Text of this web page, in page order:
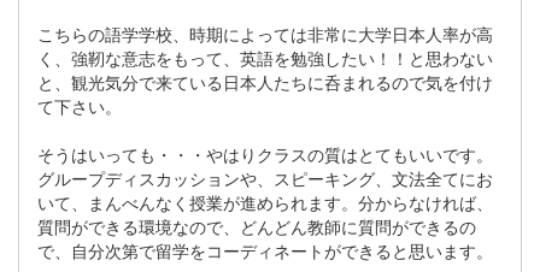
こちらの語学学校、時期によっては非常に大学日本人率が高
く、強靭な意志をもって、英語を勉強したい！！と思わない
と、観光気分で来ている日本人たちに呑まれるので気を付け
て下さい。
そうはいっても・・・やはりクラスの質はとてもいいです。
グループディスカッションや、スピーキング、文法全てにお
いて、まんべんなく授業が進められます。分からなければ、
質問ができる環境なので、どんどん教師に質問ができるの
で、自分次第で留学をコーディネートができると思います。